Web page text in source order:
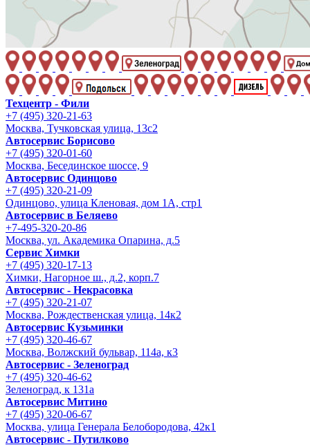
Техцентр - Фили
+7 (495) 320-21-63
Москва, Тучковская улица, 13с2
Автосервис Борисово
+7 (495) 320-01-60
Москва, Бесединское шоссе, 9
Автосервис Одинцово
+7 (495) 320-21-09
Одинцово, улица Кленовая, дом 1А, стр1
Автосервис в Беляево
+7-495-320-20-86
Москва, ул. Академика Опарина, д.5
Сервис Химки
+7 (495) 320-17-13
Химки, Нагорное ш., д.2, корп.7
Автосервис - Некрасовка
+7 (495) 320-21-07
Москва, Рождественская улица, 14к2
Автосервис Кузьминки
+7 (495) 320-46-67
Москва, Волжский бульвар, 114а, к3
Автосервис - Зеленоград
+7 (495) 320-46-62
Зеленоград, к 131а
Автосервис Митино
+7 (495) 320-06-67
Москва, улица Генерала Белобородова, 42к1
Автосервис - Путилково